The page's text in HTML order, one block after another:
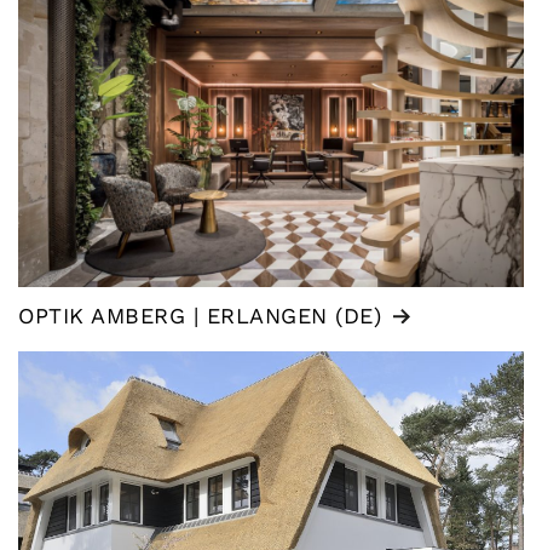
OPTIK AMBERG | ERLANGEN (DE)